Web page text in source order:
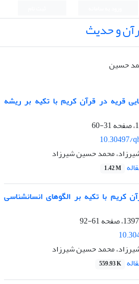
و حدیث
حسین
قریه در قرآن کریم با تکیه بر ریشه‏
31-60
10.30497/
محمد حسین شیرزاد
1.42 M
کریم با تکیه بر الگوهای انسان‏شناسی
61-92
محمد حسین شیرزاد
559.93 K